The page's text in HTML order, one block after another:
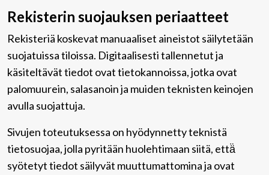
Rekisterin suojauksen periaatteet
Rekisteriä koskevat manuaaliset aineistot säilytetään
suojatuissa tiloissa. Digitaalisesti tallennetut ja
käsiteltävät tiedot ovat tietokannoissa, jotka ovat
palomuurein, salasanoin ja muiden teknisten keinojen
avulla suojattuja.
Sivujen toteutuksessa on hyödynnetty teknistä
tietosuojaa, jolla pyritään huolehtimaan siitä, että̈
syötetyt tiedot säilyvät muuttumattomina ja ovat